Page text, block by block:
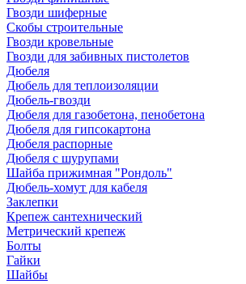
Гвозди шиферные
Скобы строительные
Гвозди кровельные
Гвозди для забивных пистолетов
Дюбеля
Дюбель для теплоизоляции
Дюбель-гвозди
Дюбеля для газобетона, пенобетона
Дюбеля для гипсокартона
Дюбеля распорные
Дюбеля с шурупами
Шайба прижимная "Рондоль"
Дюбель-хомут для кабеля
Заклепки
Крепеж сантехнический
Метрический крепеж
Болты
Гайки
Шайбы